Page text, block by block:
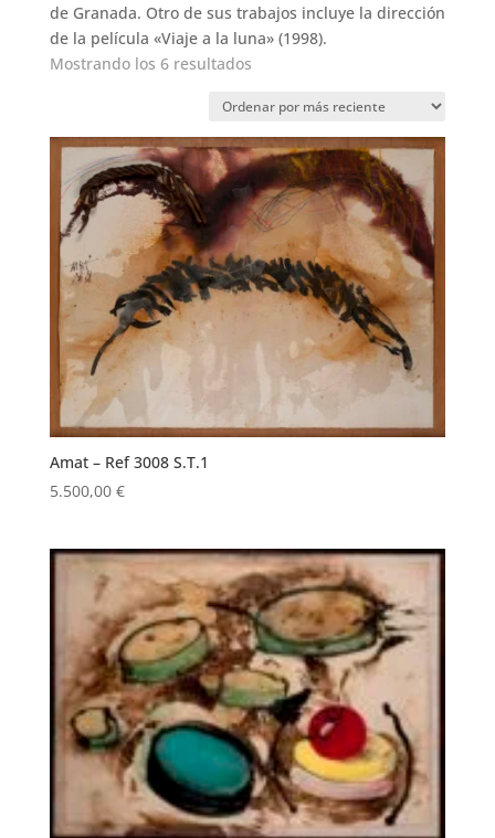
de Granada. Otro de sus trabajos incluye la dirección
de la película «Viaje a la luna» (1998).
Mostrando los 6 resultadosOrdenado
los
últimos
Amat – Ref 3008 S.T.1
5.500,00 €